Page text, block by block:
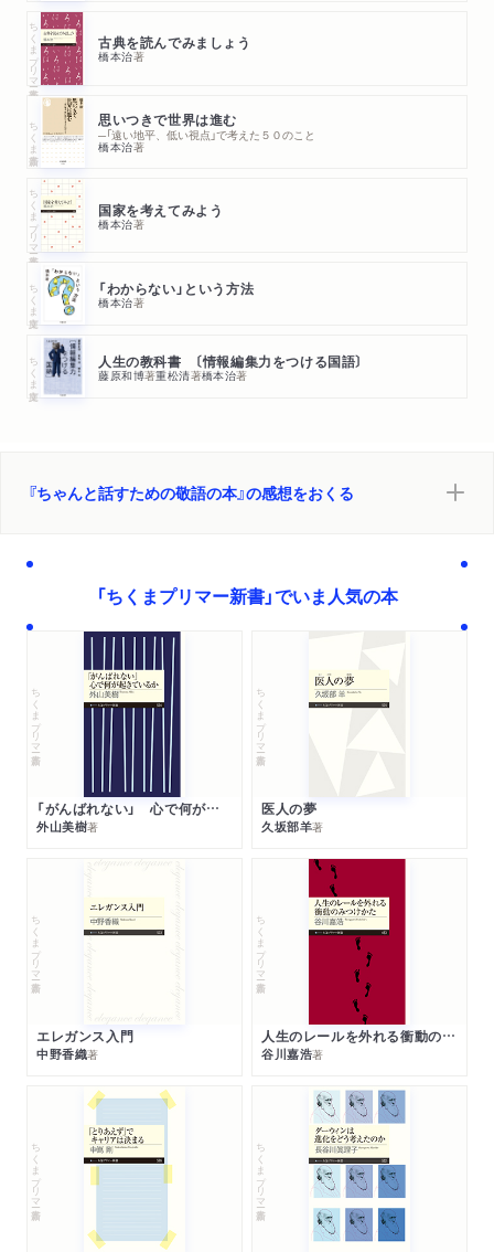
ちくまプリマー新書 古典を読んでみましょう
橋本治著
ちくま新書 思いつきで世界は進む
─「遠い地平、低い視点」で考えた５０のこと
橋本治著
ちくまプリマー新書 国家を考えてみよう
橋本治著
ちくま文庫 「わからない」という方法
橋本治著
ちくま文庫 人生の教科書 〔情報編集力をつける国語〕
藤原和博著重松清著橋本治著
『ちゃんと話すための敬語の本』の感想をおくる
「ちくまプリマー新書」でいま人気の本
ちくまプリマー新書
「がんばれない」 心で何が起きているか
外山美樹著
ちくまプリマー新書
医人の夢
久坂部羊著
ちくまプリマー新書
エレガンス入門
中野香織著
ちくまプリマー新書
人生のレールを外れる衝動のみつけかた
谷川嘉浩著
ちくまプリマー新書 ちくまプリマー新書